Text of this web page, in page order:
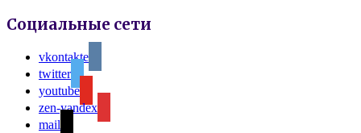
Социальные сети
vkontakte
twitter
youtube
zen-yandex
mail